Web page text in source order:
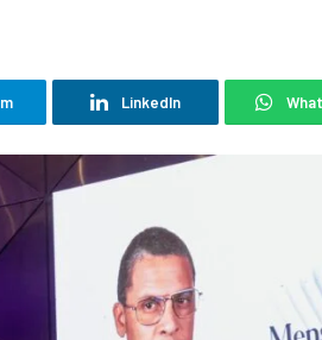
LinkedIn